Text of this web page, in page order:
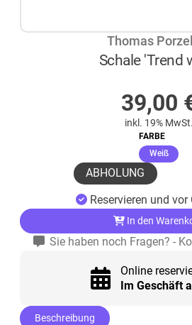
Thomas
Schale 'Trend
39,00
inkl. 19% MwSt.
FARBE
Weiß
ABHOLUNG
Reservieren und vor
In den
Sie haben noch Fragen? -
Online
Im Geschäft
Beschreibung